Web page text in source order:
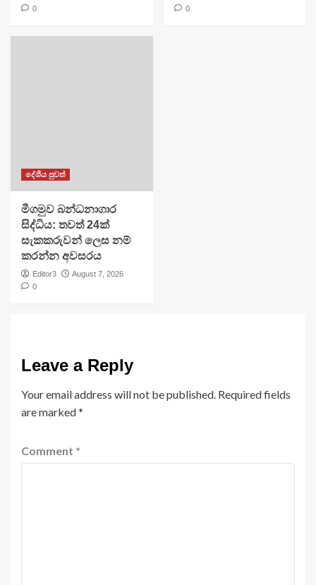
0
0
දේශීය පුවත්
මීගමුව බන්ධනාගාර
සිද්ධිය: තවත් 24ක්
සැකකරුවන් ලෙස නම්
කරන්න අවසරය
Editor3
August 7, 2026
0
Leave a Reply
Your email address will not be published. Required fields
are marked*
Comment *